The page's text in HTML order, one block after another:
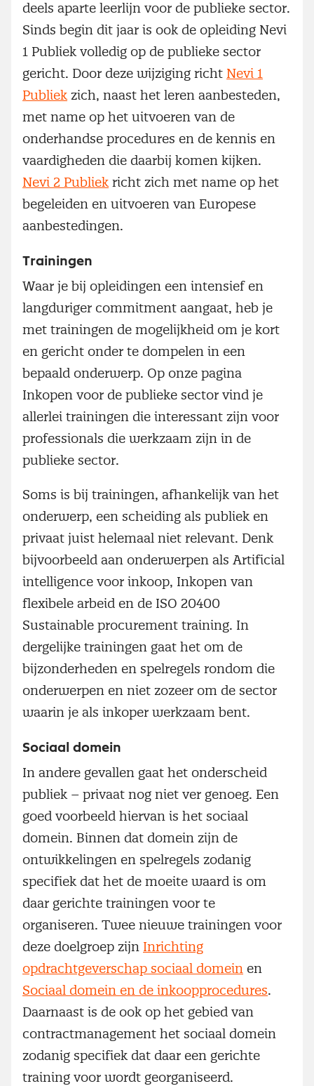
deels aparte leerlijn voor de publieke sector.
Sinds begin dit jaar is ook de opleiding Nevi
1 Publiek volledig op de publieke sector
gericht. Door deze wijziging richt Nevi 1
Publiek zich, naast het leren aanbesteden,
met name op het uitvoeren van de
onderhandse procedures en de kennis en
vaardigheden die daarbij komen kijken.
Nevi 2 Publiek richt zich met name op het
begeleiden en uitvoeren van Europese
aanbestedingen.
Trainingen
Waar je bij opleidingen een intensief en
langduriger commitment aangaat, heb je
met trainingen de mogelijkheid om je kort
en gericht onder te dompelen in een
bepaald onderwerp. Op onze pagina
Inkopen voor de publieke sector vind je
allerlei trainingen die interessant zijn voor
professionals die werkzaam zijn in de
publieke sector.
Soms is bij trainingen, afhankelijk van het
onderwerp, een scheiding als publiek en
privaat juist helemaal niet relevant. Denk
bijvoorbeeld aan onderwerpen als Artificial
intelligence voor inkoop, Inkopen van
flexibele arbeid en de ISO 20400
Sustainable procurement training. In
dergelijke trainingen gaat het om de
bijzonderheden en spelregels rondom die
onderwerpen en niet zozeer om de sector
waarin je als inkoper werkzaam bent.
Sociaal domein
In andere gevallen gaat het onderscheid
publiek – privaat nog niet ver genoeg. Een
goed voorbeeld hiervan is het sociaal
domein. Binnen dat domein zijn de
ontwikkelingen en spelregels zodanig
specifiek dat het de moeite waard is om
daar gerichte trainingen voor te
organiseren. Twee nieuwe trainingen voor
deze doelgroep zijn Inrichting
opdrachtgeverschap sociaal domein en
Sociaal domein en de inkoopprocedures.
Daarnaast is de ook op het gebied van
contractmanagement het sociaal domein
zodanig specifiek dat daar een gerichte
training voor wordt georganiseerd.